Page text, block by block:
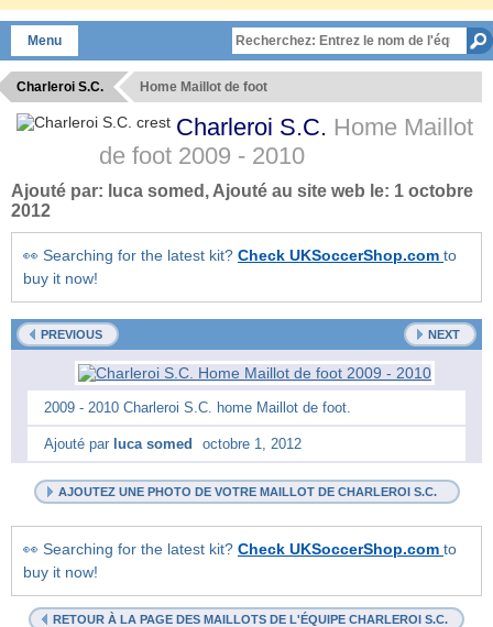
Menu
Charleroi S.C. Home Maillot de foot
Charleroi S.C. Home Maillot
de foot 2009 - 2010
Ajouté par: luca somed , Ajouté au site web le: 1 octobre
2012
👀 Searching for the latest kit? Check UKSoccerShop.com to
buy it now!
PREVIOUS NEXT
2009 - 2010 Charleroi S.C. home Maillot de foot.
Ajouté par luca somed octobre 1, 2012
AJOUTEZ UNE PHOTO DE VOTRE MAILLOT DE CHARLEROI S.C.
👀 Searching for the latest kit? Check UKSoccerShop.com to
buy it now!
RETOUR À LA PAGE DES MAILLOTS DE L'ÉQUIPE CHARLEROI S.C.